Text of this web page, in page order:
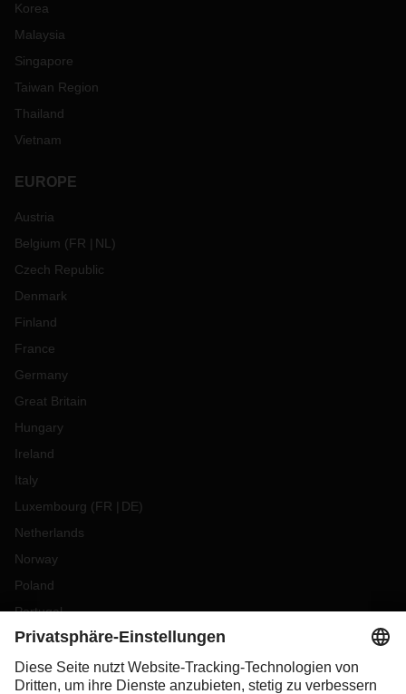
Korea
Malaysia
Singapore
Taiwan Region
Thailand
Vietnam
EUROPE
Austria
Belgium (FR NL )
Czech Republic
Denmark
Finland
France
Germany
Great Britain
Hungary
Ireland
Italy
Luxembourg (FR DE)
Netherlands
Norway
Poland
Portugal
Romania
Slovakia
Spain